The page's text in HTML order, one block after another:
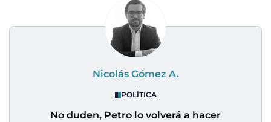
Nicolás Gómez A.
POLÍTICA
No duden, Petro lo volverá a hacer